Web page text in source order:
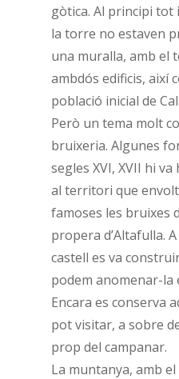
gòtica. Al principi tot
la torre no estaven
una muralla, amb el
ambdós edificis, així
població inicial de
Però un tema molt
bruixeria. Algunes
segles XVI, XVII hi
al territori que
famoses les bruixes
propera d’Altafulla.
castell es va
podem anomenar-la
Encara es conserva
pot visitar, a sobre
prop del campanar.
La muntanya, amb